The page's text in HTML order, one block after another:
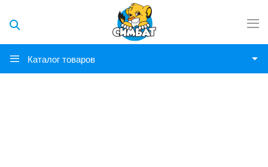
Каталог товаров